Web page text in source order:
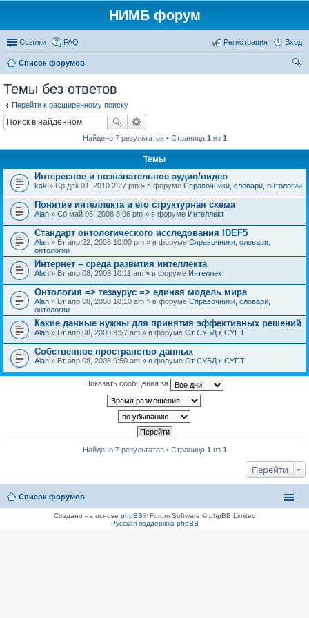
НИМБ форум
Ссылки FAQ Вход
Регистрация
Список форумов
Темы без ответов
Перейти к расширенному поиску
Найдено 7 результатов • Страница 1 из 1
Темы
Интересное и познавательное аудио/видео
kak » Ср дек 01, 2010 2:27 pm » в форуме Справочники, словари, онтологии
Понятие интеллекта и его структурная схема
Alan » Сб май 03, 2008 8:06 pm » в форуме Интеллект
Стандарт онтологического исследования IDEF5
Alan » Вт апр 22, 2008 10:00 pm » в форуме Справочники, словари,
онтологии
Интернет – среда развития интеллекта
Alan » Вт апр 08, 2008 10:11 am » в форуме Интеллект
Онтология => тезаурус => единая модель мира
Alan » Вт апр 08, 2008 10:10 am » в форуме Справочники, словари,
онтологии
Какие данные нужны для принятия эффективных решений
Alan » Вт апр 08, 2008 9:57 am » в форуме От СУБД к СУПТ
Собственное пространство данных
Alan » Вт апр 08, 2008 9:50 am » в форуме От СУБД к СУПТ
Показать сообщения за
Найдено 7 результатов • Страница 1 из 1
Перейти
Список форумов
Создано на основе phpBB® Forum Software © phpBB Limited
Русская поддержка phpBB